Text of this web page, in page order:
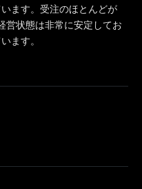
ます。受注のほとんどが
営状態は非常に安定してお
ます。